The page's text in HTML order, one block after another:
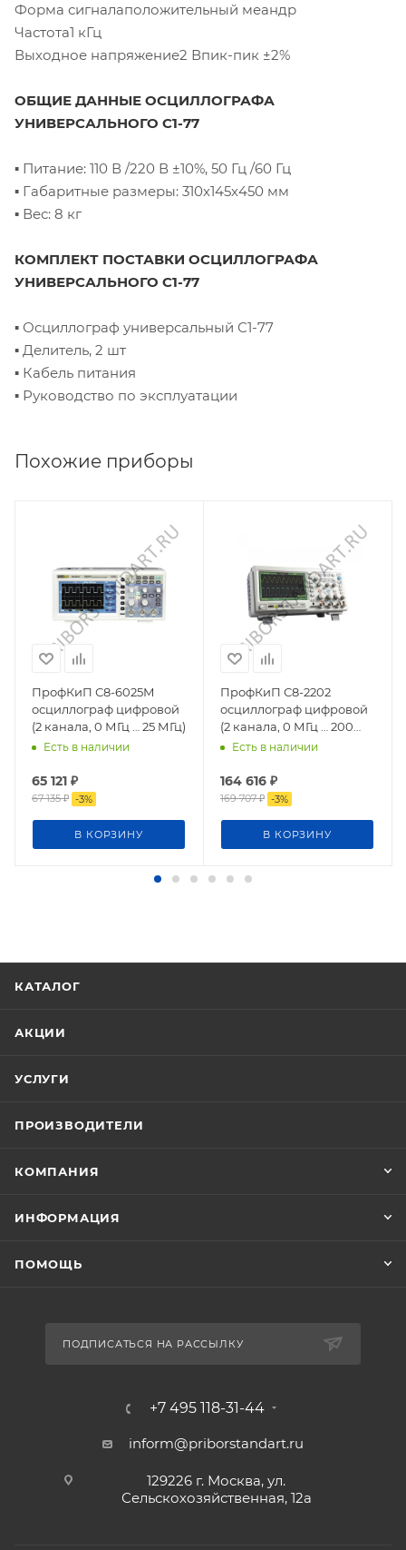
Форма сигналаположительный меандр
Частота1 кГц
Выходное напряжение2 Впик-пик ±2%
ОБЩИЕ ДАННЫЕ ОСЦИЛЛОГРАФА
УНИВЕРСАЛЬНОГО С1-77
▪ Питание: 110 В /220 В ±10%, 50 Гц /60 Гц
▪ Габаритные размеры: 310х145х450 мм
▪ Вес: 8 кг
КОМПЛЕКТ ПОСТАВКИ ОСЦИЛЛОГРАФА
УНИВЕРСАЛЬНОГО С1-77
▪ Осциллограф универсальный С1-77
▪ Делитель, 2 шт
▪ Кабель питания
▪ Руководство по эксплуатации
Похожие приборы
ПрофКиП С8-6025М
осциллограф цифровой
(2 канала, 0 МГц … 25 МГц)
Есть в наличии
65 121 ₽
67 135₽ -3%
В КОРЗИНУ
ПрофКиП С8-2202
осциллограф цифровой
(2 канала, 0 МГц … 200
МГц)Есть в наличии
164 616 ₽
169 707₽ -3%
В КОРЗИНУ
КАТАЛОГ
АКЦИИ
УСЛУГИ
ПРОИЗВОДИТЕЛИ
КОМПАНИЯ
ИНФОРМАЦИЯ
ПОМОЩЬ
ПОДПИСАТЬСЯ НА РАССЫЛКУ
+7 495 118-31-44
inform@priborstandart.ru
129226 г. Москва, ул.
Сельскохозяйственная, 12а